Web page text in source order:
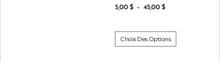
5,00 $ – 45,00 $
Choix Des Options